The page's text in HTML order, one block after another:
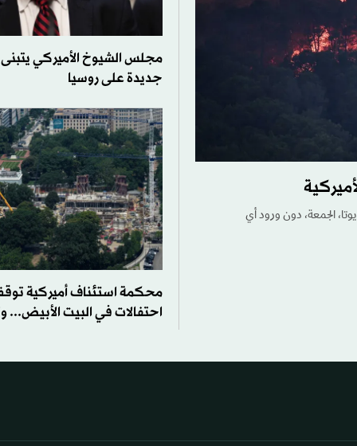
الجمعة، دون ورود أي
مجلس الشيوخ الأميركي
جديدة على روسيا
محكمة استئناف أميركية
احتفالات في البيت الأبيض...